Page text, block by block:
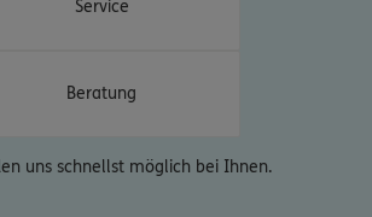
Service
Beratung
uns schnellst möglich bei Ihnen.